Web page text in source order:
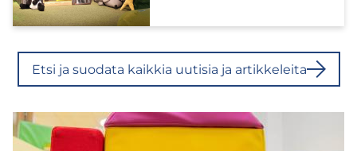
Etsi ja suo­da­ta kaik­kia uu­ti­sia ja ar­tik­ke­lei­ta